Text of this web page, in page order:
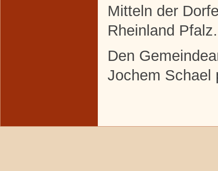
Mitteln der
Rheinland Pfalz.
Den
Jochem Schael